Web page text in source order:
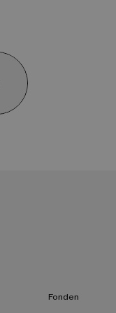
Fonden